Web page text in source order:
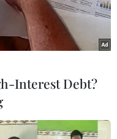
Interest Debt?